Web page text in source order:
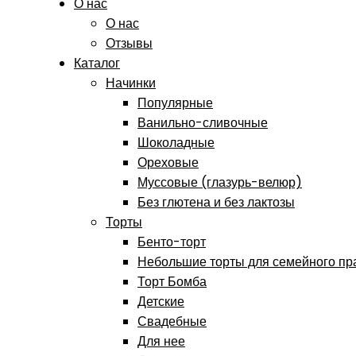
О нас
О нас
Отзывы
Каталог
Начинки
Популярные
Ванильно-сливочные
Шоколадные
Ореховые
Муссовые (глазурь-велюр)
Без глютена и без лактозы
Торты
Бенто-торт
Небольшие торты для семейного
Торт Бомба
Детские
Свадебные
Для нее